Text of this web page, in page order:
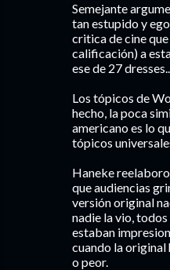
Semejante
tan estupido y
critica de cine
calificación) a
ese de 27
Los tópicos de
hecho, la poca
americano es lo
tópicos
Haneke
que audiencias
versión original
nadie la vio,
estaban
cuando la original
o peor.